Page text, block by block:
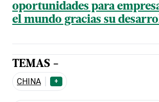
oportunidades para
el mundo gracias su
TEMAS -
CHINA +